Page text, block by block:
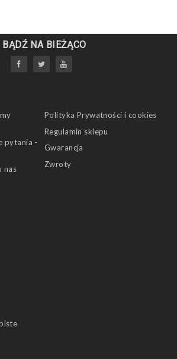
BĄDŹ NA BIEŻĄCO
pytania -
nas
Polityka Prywatności i cookies
Regulamin sklepu
Gwarancja
Zwroty